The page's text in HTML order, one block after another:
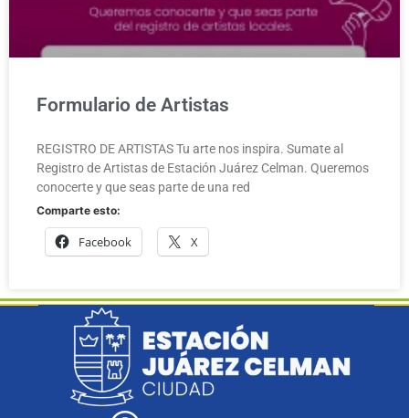
Formulario de Artistas
REGISTRO DE ARTISTAS Tu arte nos inspira. Sumate al
Registro de Artistas de Estación Juárez Celman. Queremos
conocerte y que seas parte de una red
Comparte esto:
Facebook X